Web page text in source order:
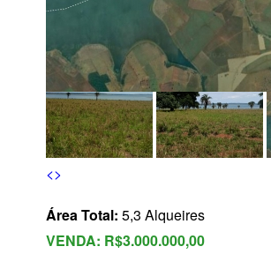
<>
Área Total: 5,3 Alqueires
VENDA: R$3.000.000,00